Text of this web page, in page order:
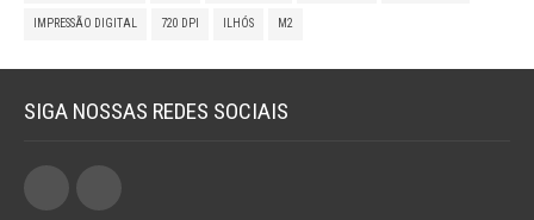
IMPRESSÃO DIGITAL 720 DPI ILHÓS M2
SIGA NOSSAS REDES SOCIAIS